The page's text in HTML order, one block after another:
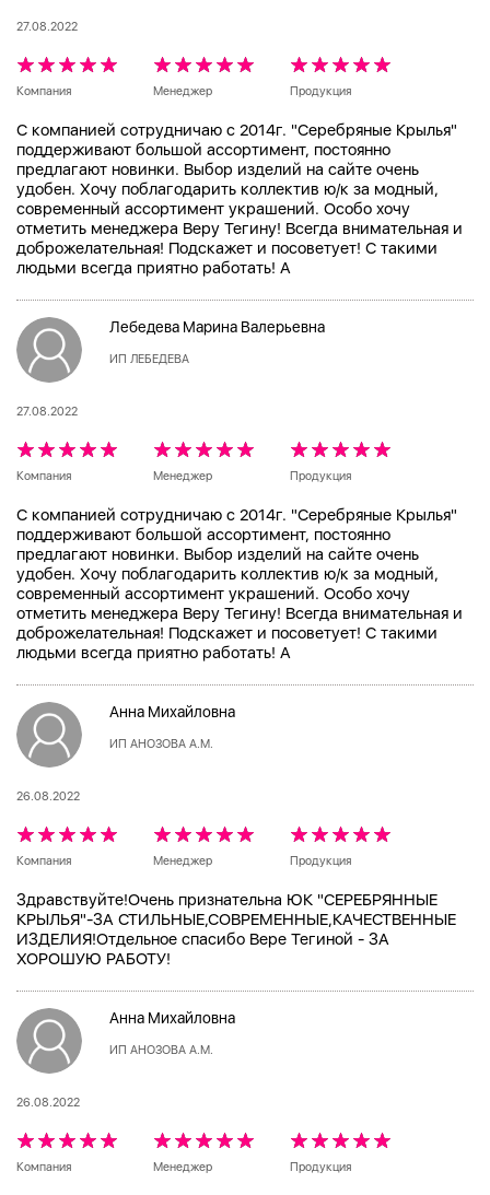
27.08.2022
Компания Менеджер Продукция
С компанией сотрудничаю с 2014г. "Серебряные Крылья"
поддерживают большой ассортимент, постоянно
предлагают новинки. Выбор изделий на сайте очень
удобен. Хочу поблагодарить коллектив ю/к за модный,
современный ассортимент украшений. Особо хочу
отметить менеджера Веру Тегину! Всегда внимательная и
доброжелательная! Подскажет и посоветует! С такими
людьми всегда приятно работать! А
Лебедева Марина Валерьевна
ИП ЛЕБЕДЕВА
27.08.2022
Компания Менеджер Продукция
С компанией сотрудничаю с 2014г. "Серебряные Крылья"
поддерживают большой ассортимент, постоянно
предлагают новинки. Выбор изделий на сайте очень
удобен. Хочу поблагодарить коллектив ю/к за модный,
современный ассортимент украшений. Особо хочу
отметить менеджера Веру Тегину! Всегда внимательная и
доброжелательная! Подскажет и посоветует! С такими
людьми всегда приятно работать! А
Анна Михайловна
ИП АНОЗОВА А.М.
26.08.2022
Компания Менеджер Продукция
Здравствуйте!Очень признательна ЮК "СЕРЕБРЯННЫЕ
КРЫЛЬЯ"-ЗА СТИЛЬНЫЕ,СОВРЕМЕННЫЕ,КАЧЕСТВЕННЫЕ
ИЗДЕЛИЯ!Отдельное спасибо Вере Тегиной - ЗА
ХОРОШУЮ РАБОТУ!
Анна Михайловна
ИП АНОЗОВА А.М.
26.08.2022
Компания Менеджер Продукция